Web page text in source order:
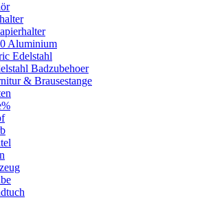
Aluminium
Edelstahl
Badzubehoer
& Brausestange